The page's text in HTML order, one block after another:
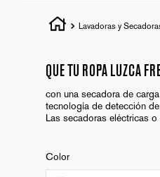
Lavadoras y
QUE TU ROPA LUZCA
con una secadora de
tecnología de detección
Las secadoras eléctricas
Color